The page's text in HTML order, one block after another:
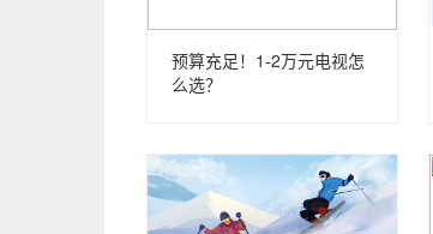
预算充足！1-2万元电视怎
么选？